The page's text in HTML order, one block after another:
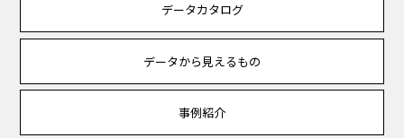
データカタログ
データから見えるもの
事例紹介